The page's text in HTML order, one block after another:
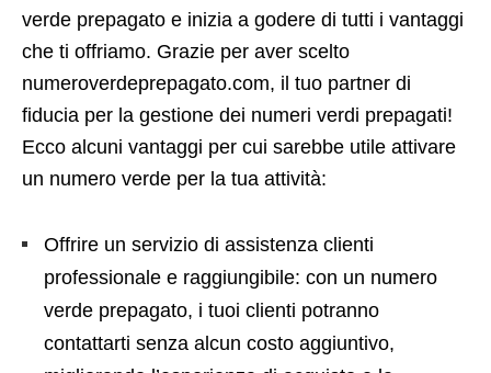
verde prepagato e inizia a godere di tutti i vantaggi
che ti offriamo. Grazie per aver scelto
numeroverdeprepagato.com, il tuo partner di
fiducia per la gestione dei numeri verdi prepagati!
Ecco alcuni vantaggi per cui sarebbe utile attivare
un numero verde per la tua attività:
Offrire un servizio di assistenza clienti
professionale e raggiungibile: con un numero
verde prepagato, i tuoi clienti potranno
contattarti senza alcun costo aggiuntivo,